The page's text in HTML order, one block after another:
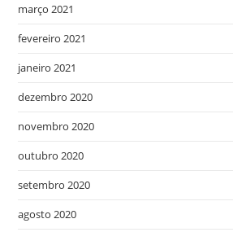
março 2021
fevereiro 2021
janeiro 2021
dezembro 2020
novembro 2020
outubro 2020
setembro 2020
agosto 2020